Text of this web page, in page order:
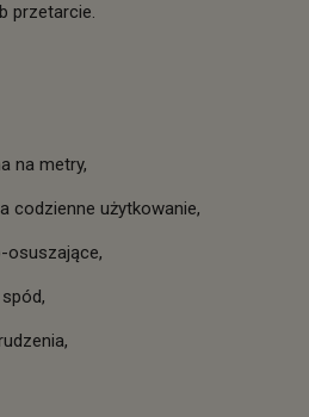
przetarcie.
na metry,
codzienne użytkowanie,
osuszające,